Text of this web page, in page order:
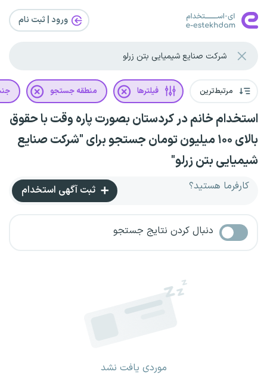
ورود | ثبت‌ نام
مرتبط‌ترین فیلترها منطقه جستجو
استخدام خانم در کردستان بصورت پاره وقت با حقوق
بالای ۱۰۰ میلیون تومان جستجو برای "شرکت صنایع
شیمیایی بتن زرلو"
کارفرما هستید؟ ثبت آگهی استخدام
دنبال کردن نتایج جستجو
موردی یافت نشد